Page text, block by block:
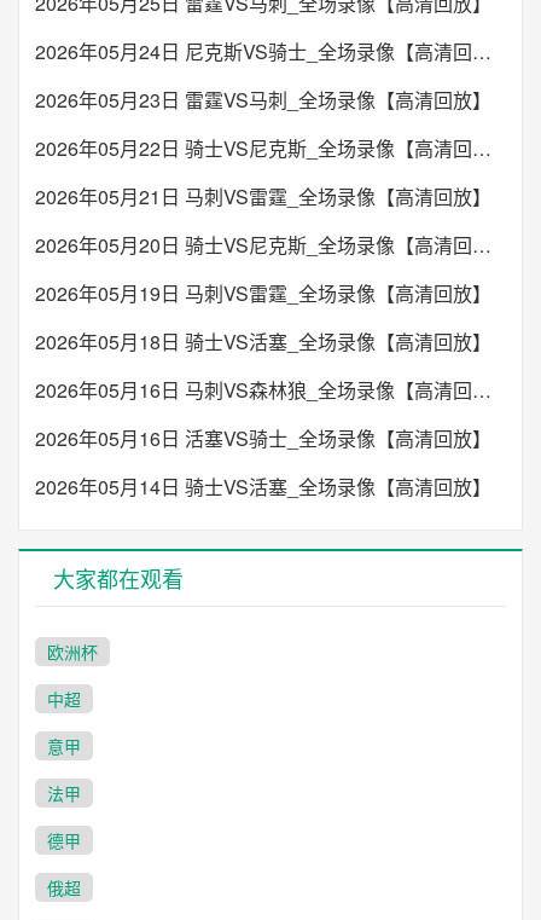
2026年05月24日 尼克斯VS骑士_全场录像【高清回放】
2026年05月23日 雷霆VS马刺_全场录像【高清回放】
2026年05月22日 骑士VS尼克斯_全场录像【高清回放】
2026年05月21日 马刺VS雷霆_全场录像【高清回放】
2026年05月20日 骑士VS尼克斯_全场录像【高清回放】
2026年05月19日 马刺VS雷霆_全场录像【高清回放】
2026年05月18日 骑士VS活塞_全场录像【高清回放】
2026年05月16日 马刺VS森林狼_全场录像【高清回放】
2026年05月16日 活塞VS骑士_全场录像【高清回放】
2026年05月14日 骑士VS活塞_全场录像【高清回放】
大家都在观看
欧洲杯
中超
意甲
法甲
德甲
俄超